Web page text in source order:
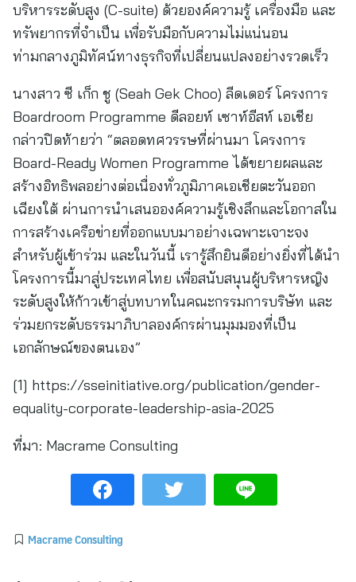
บริหารระดับสูง (C-suite) ด้วยองค์ความรู้ เครื่องมือ และ
ทรัพยากรที่จำเป็น เพื่อรับมือกับความไม่แน่นอน
ท่ามกลางภูมิทัศน์ทางธุรกิจที่เปลี่ยนแปลงอย่างรวดเร็ว
นางสาว ซี เก็ก ชู (Seah Gek Choo) ลีดเดอร์ โครงการ
Boardroom Programme ดีลอยท์ เซาท์อีสท์ เอเชีย
กล่าวปิดท้ายว่า “ตลอดทศวรรษที่ผ่านมา โครงการ
Board-Ready Women Programme ได้ขยายผลและ
สร้างอิทธิพลอย่างต่อเนื่องทั่วภูมิภาคเอเชียตะวันออก
เฉียงใต้ ผ่านการนำเสนอองค์ความรู้เชิงลึกและโอกาสใน
การสร้างเครือข่ายที่ออกแบบมาอย่างเฉพาะเจาะจง
สำหรับผู้เข้าร่วม และในวันนี้ เรารู้สึกยินดีอย่างยิ่งที่ได้นำ
โครงการนี้มาสู่ประเทศไทย เพื่อสนับสนุนผู้บริหารหญิง
ระดับสูงให้ก้าวเข้าสู่บทบาทในคณะกรรมการบริษัท และ
ร่วมยกระดับธรรมาภิบาลองค์กรผ่านมุมมองที่เป็น
เอกลักษณ์ของตนเอง”
[1] https://sseinitiative.org/publication/gender-
equality-corporate-leadership-asia-2025
ที่มา: Macrame Consulting
Macrame Consulting